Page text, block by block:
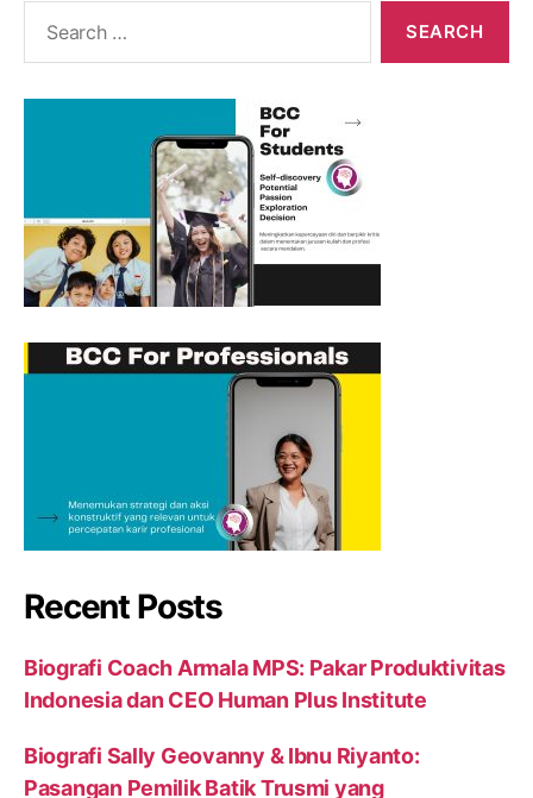
Recent Posts
Biografi Coach Armala MPS: Pakar Produktivitas
Indonesia dan CEO Human Plus Institute
Biografi Sally Geovanny & Ibnu Riyanto:
Pasangan Pemilik Batik Trusmi yang